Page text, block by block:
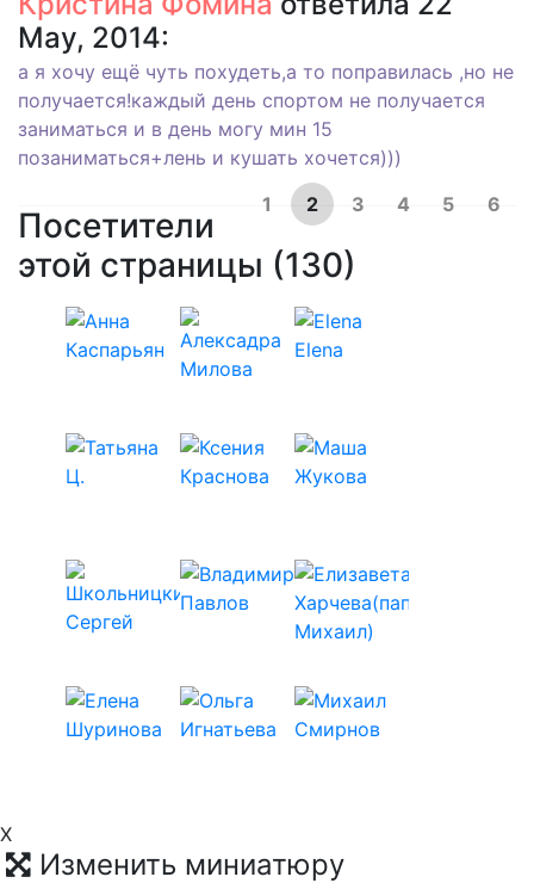
May, 2014:
а я хочу ещё чуть похудеть,а то поправилась ,но не
получается!каждый день спортом не получается
заниматься и в день могу мин 15
позаниматься+лень и кушать хочется)))
1
2 3 4 5 6
Посетители
этой страницы (130)
X
Изменить миниатюру